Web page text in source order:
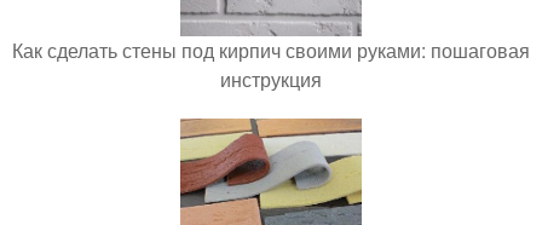
Как сделать стены под кирпич своими руками: пошаговая
инструкция